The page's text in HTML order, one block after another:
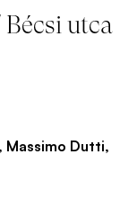
Bécsi utca
Massimo Dutti,